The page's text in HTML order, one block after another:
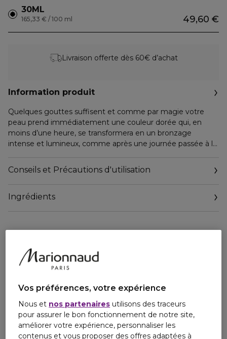
30ML
49,60 €
165,33 € / 100 ml
Livraison offerte dès 60€ d’achat
Information produit
Quelques gouttes suffisent et comme par magie votre
peau prend immédiatement une couleur dorée qui, en
moins d’une heure, se transformera en un bronzage
intense et lumineux, comme après une journée passée à la
résultat d’une formule exclusive qui associe l’extrait de brou
de noix et le DHA Rapid innovant, une molécule
moitié le temps de coloration de la peau et garantit un
de soleil" magique a également un pouvoir hydratant et
et d’un dérivé biotechnologique du maïs, qui enveloppe la
peau d’un film hydratant invisible longue durée. Léger,
soyeux et délicatement parfumé, ce concentré s’applique
facilement et est immédiatement absorbé laissant la peau
lisse et douce.
Conseils et Précautions d'utilisation
Ingrédients
Vos préférences, votre expérience
Nous et nos partenaires utilisons des traceurs
pour assurer le bon fonctionnement de notre site,
améliorer votre expérience, personnaliser les
contenus et vous proposer des offres adaptées à